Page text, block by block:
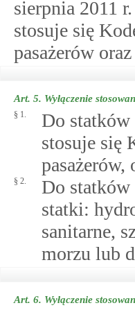
sierpnia 2011
stosuje się
pasażerów
Art. 5. Wyłączenie
§ 1.
Do statków
stosuje się
§ 2.
Do statków
statki:
sanitarne,
morzu lub
Art. 6. Wyłączenie